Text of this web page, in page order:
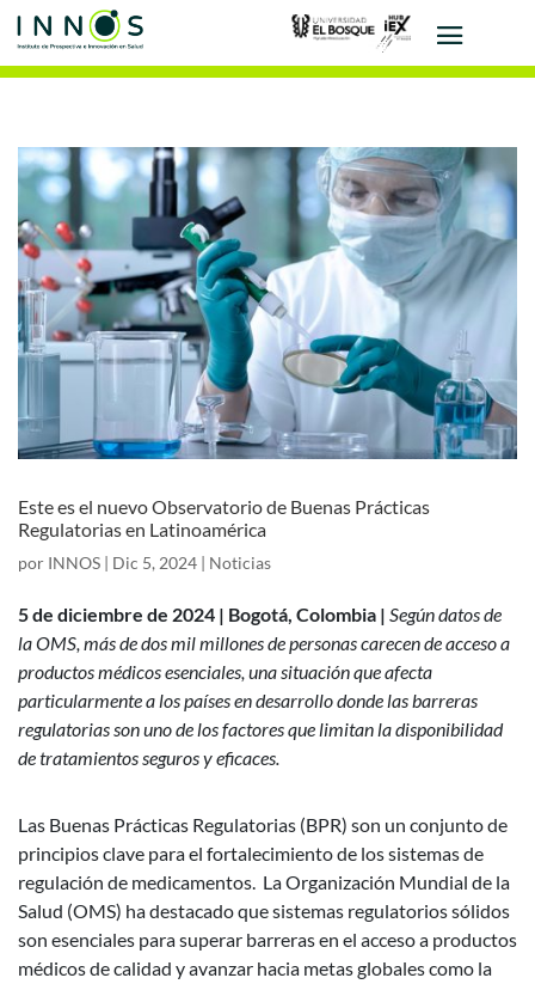
Este es el nuevo Observatorio de Buenas Prácticas
Regulatorias en Latinoamérica
por INNOS | Dic 5, 2024 | Noticias
5 de diciembre de 2024 | Bogotá, Colombia | Según datos de
la OMS, más de dos mil millones de personas carecen de acceso a
productos médicos esenciales, una situación que afecta
particularmente a los países en desarrollo donde las barreras
regulatorias son uno de los factores que limitan la disponibilidad
de tratamientos seguros y eficaces.
Las Buenas Prácticas Regulatorias (BPR) son un conjunto de
principios clave para el fortalecimiento de los sistemas de
regulación de medicamentos. La Organización Mundial de la
Salud (OMS) ha destacado que sistemas regulatorios sólidos
son esenciales para superar barreras en el acceso a productos
médicos de calidad y avanzar hacia metas globales como la